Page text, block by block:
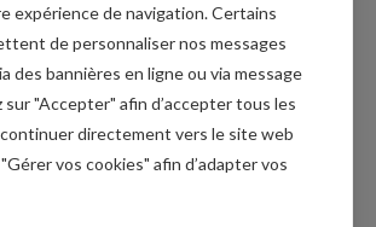
investisseurs allemands a enregistré en
forte baisse depuis l’invasion de l’Ukraine
en 2022.
ZEW, du climat économique, est passé de
dire au président du ZEW, Achim
ce ne sont pas seulement les
expérience de navigation. Certains
de personnaliser nos messages
des bannières en ligne ou via message
sur "Accepter" afin d’accepter tous les
directement vers le site web
vos cookies" afin d’adapter vos